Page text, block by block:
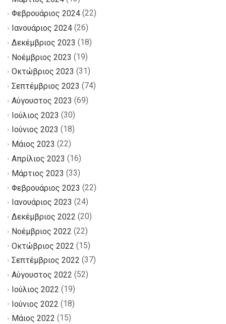
Φεβρουάριος 2024 (22)
Ιανουάριος 2024 (26)
Δεκέμβριος 2023 (18)
Νοέμβριος 2023 (19)
Οκτώβριος 2023 (31)
Σεπτέμβριος 2023 (74)
Αύγουστος 2023 (69)
Ιούλιος 2023 (30)
Ιούνιος 2023 (18)
Μάιος 2023 (22)
Απρίλιος 2023 (16)
Μάρτιος 2023 (33)
Φεβρουάριος 2023 (22)
Ιανουάριος 2023 (24)
Δεκέμβριος 2022 (20)
Νοέμβριος 2022 (22)
Οκτώβριος 2022 (15)
Σεπτέμβριος 2022 (37)
Αύγουστος 2022 (52)
Ιούλιος 2022 (19)
Ιούνιος 2022 (18)
Μάιος 2022 (15)